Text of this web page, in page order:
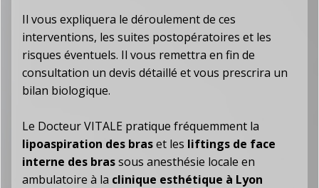
Il vous expliquera le déroulement de ces
interventions, les suites postopératoires et les
risques éventuels. Il vous remettra en fin de
consultation un devis détaillé et vous prescrira un
bilan biologique.
Le Docteur VITALE pratique fréquemment la
lipoaspiration des braset les liftings de face
interne des brassous anesthésie locale en
ambulatoire à la clinique esthétique à Lyon